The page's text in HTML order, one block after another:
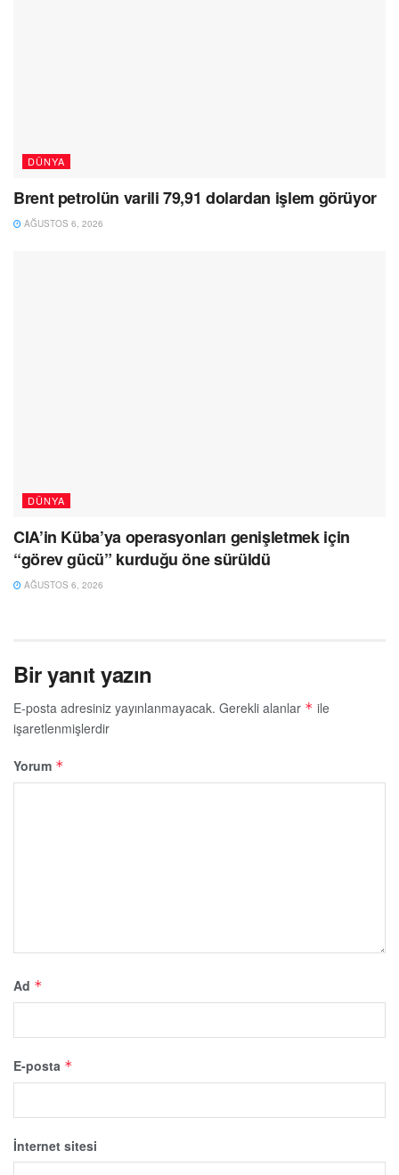
DÜNYA
Brent petrolün varili 79,91 dolardan işlem görüyor
AĞUSTOS 6, 2026
DÜNYA
CIA’in Küba’ya operasyonları genişletmek için
“görev gücü” kurduğu öne sürüldü
AĞUSTOS 6, 2026
Bir yanıt yazın
E-posta adresiniz yayınlanmayacak. Gerekli alanlar * ile
işaretlenmişlerdir
Yorum *
Ad *
E-posta *
İnternet sitesi